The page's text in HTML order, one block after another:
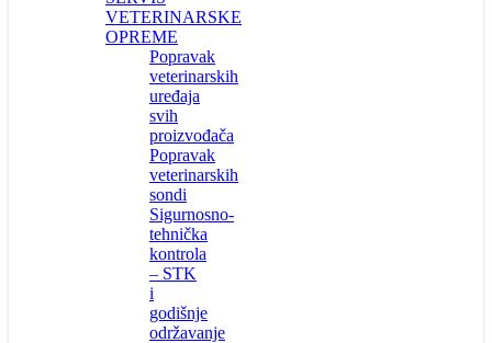
VETERINARSKE
OPREME
Popravak
veterinarskih
uređaja
svih
proizvođača
Popravak
veterinarskih
sondi
Sigurnosno-
tehnička
kontrola
– STK
i
godišnje
održavanje